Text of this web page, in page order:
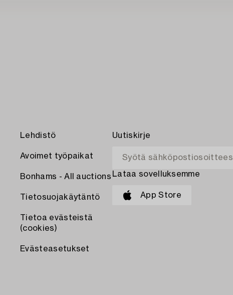
Lehdistö
Avoimet työpaikat
Bonhams - All auctions
Tietosuojakäytäntö
Tietoa evästeistä
(cookies)
Evästeasetukset
Uutiskirje
Lataa sovelluksemme
App Store